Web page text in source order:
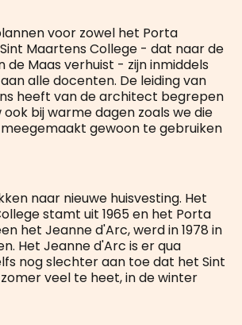
voor zowel het Porta
Maartens College - dat naar de
de Maas verhuist - zijn inmiddels
alle docenten. De leiding van
heeft van de architect begrepen
bij warme dagen zoals we die
gewoon te gebruiken
naar nieuwe huisvesting. Het
stamt uit 1965 en het Porta
het Jeanne d'Arc, werd in 1978 in
Het Jeanne d'Arc is er qua
nog slechter aan toe dat het Sint
veel te heet, in de winter